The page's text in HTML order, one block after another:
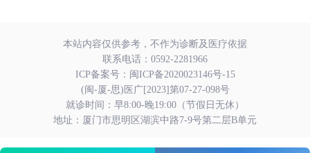
本站内容仅供参考，不作为诊断及医疗依据
联系电话： 0592-2281966
ICP备案号： 闽ICP备2020023146号-15
(闽-厦-思)医广[2023]第07-27-098号
就诊时间：早8:00-晚19:00（节假日无休）
地址：厦门市思明区湖滨中路7-9号第二层B单元